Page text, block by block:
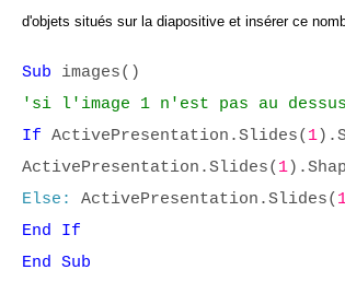
d'objets situés sur la diapositive et insérer ce
Sub images()
'si l'image 1 n'est pas au dessus
If ActivePresentation.Slides( 1
ActivePresentation.Slides( 1
Else:
ActivePresentation.Slides(
End If
End Sub